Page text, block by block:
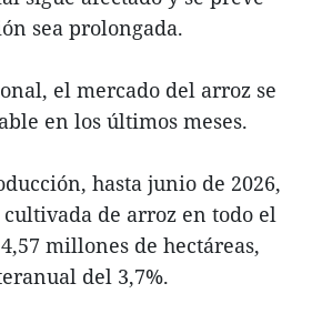
sea prolongada.
el mercado del arroz se
en los últimos meses.
hasta junio de 2026,
de arroz en todo el
millones de hectáreas,
del 3,7%.